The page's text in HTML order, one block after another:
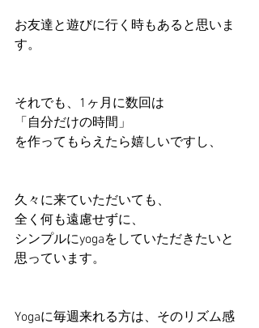
お友達と遊びに行く時もあると思いま
す。
それでも、1ヶ月に数回は
「自分だけの時間」
を作ってもらえたら嬉しいですし、
久々に来ていただいても、
全く何も遠慮せずに、
シンプルにyogaをしていただきたいと
思っています。
Yogaに毎週来れる方は、そのリズム感